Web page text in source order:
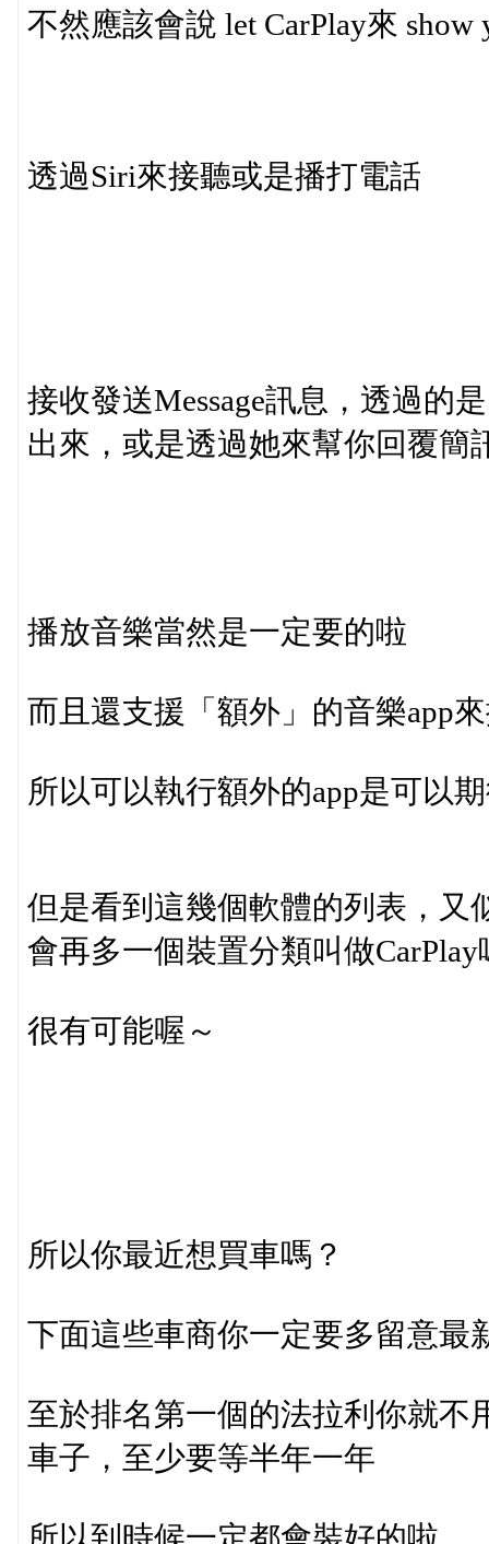
不然應該會說 let CarPlay來 show
透過Siri來接聽或是播打電話
接收發送Message訊息，透過的
出來，或是透過她來幫你回覆簡
播放音樂當然是一定要的啦
而且還支援「額外」的音樂app
所以可以執行額外的app是可以
但是看到這幾個軟體的列表，又
會再多一個裝置分類叫做CarPlay
很有可能喔～
所以你最近想買車嗎？
下面這些車商你一定要多留意最
至於排名第一個的法拉利你就不
車子，至少要等半年一年